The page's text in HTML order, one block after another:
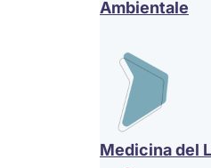
Ambientale
Medicina del